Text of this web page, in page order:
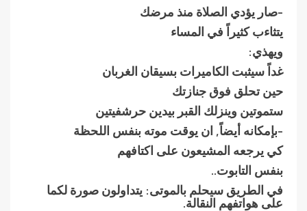
-صار يؤدي الصلاة منذ مرضك
يتثاءب كثيراً في المساء
ويهذي:
غداً سيثبت الكاميرات بسيقان الغربان
حين تحلق فوق جنازتك
ستموتين وينزلك القبر بيدين حرشفيتين
-بإمكانه أيضاً, ان يوقت موته بنفس اللحظة
كي يرجعه المشيعون على اكتافهم
بنفس التابوت..
في الطريق سيحلم بالموتى: يتداولون صورة لكما
على هواتفهم النقالة.